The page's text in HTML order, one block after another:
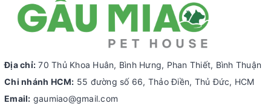
Địa chỉ: 70 Thủ Khoa Huân, Bình Hưng, Phan Thiết, Bình Thuận
Chi nhánh HCM: 55 đường số 66, Thảo Điền, Thủ Đức, HCM
Email: gaumiao@gmail.com